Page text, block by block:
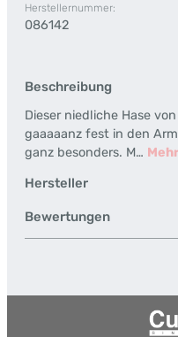
Herstellernummer:
086142
Beschreibung
Dieser niedliche Hase
gaaaaanz fest in den
ganz besonders. M…
Hersteller
Bewertungen